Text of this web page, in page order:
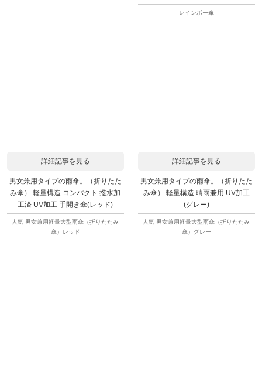
レインボー傘
詳細記事を見る
男女兼用タイプの雨傘。（折りたた
み傘） 軽量構造 コンパクト 撥水加
工済 UV加工 手開き傘(レッド)
人気 男女兼用軽量大型雨傘（折りたたみ
傘）レッド
詳細記事を見る
男女兼用タイプの雨傘。（折りたた
み傘） 軽量構造 晴雨兼用 UV加工
(グレー)
人気 男女兼用軽量大型雨傘（折りたたみ
傘）グレー